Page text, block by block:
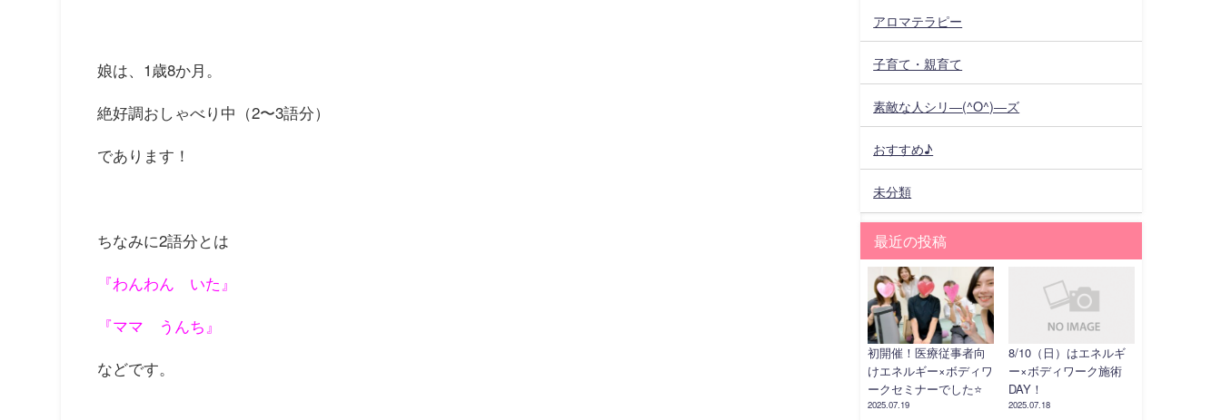
娘は、1歳8か月。
絶好調おしゃべり中（2〜3語分）
であります！
ちなみに2語分とは
『わんわん いた』
『ママ うんち』
などです。
アロマテラピー
子育て・親育て
素敵な人シリ―(^O^)―ズ
おすすめ♪
未分類
最近の投稿
初開催！医療従事者向
けエネルギー×ボディワ
ークセミナーでした⭐️
2025.07.19
8/10（日）はエネルギ
ー×ボディワーク施術
DAY！
2025.07.18